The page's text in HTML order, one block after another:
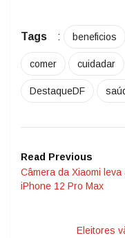
Tags : beneficios
comer cuidadar
DestaqueDF
Read Previous
Câmera da Xiaomi
iPhone 12 Pro Max
Eleitores